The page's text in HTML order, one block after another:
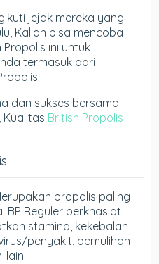
jejak mereka yang
Kalian bisa mencoba
Propolis ini untuk
termasuk dari
dan sukses bersama.
British Propolis
propolis paling
Reguler berkhasiat
stamina, kekebalan
penyakit, pemulihan
lain.